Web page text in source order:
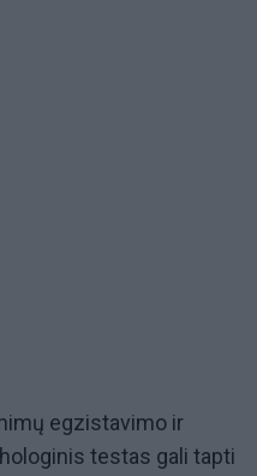
egzistavimo ir
testas gali tapti